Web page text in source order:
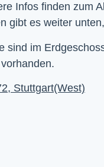
Infos finden zum
gibt es weiter
sind im
Stuttgart(West)